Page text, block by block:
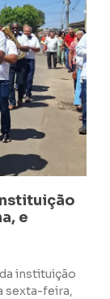
e
instituição
sexta-feira,